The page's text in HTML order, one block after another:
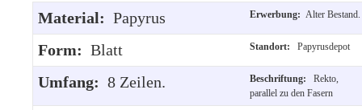
Material: Papyrus Erwerbung: Alter Bestand.
Form: Blatt Standort: Papyrusdepot
Umfang: 8 Zeilen. Beschriftung:
Rekto,
parallel zu den Fasern